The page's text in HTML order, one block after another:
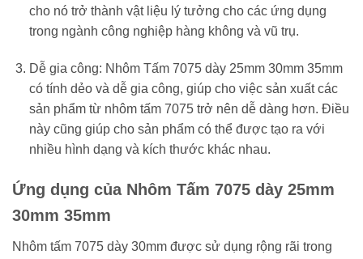
cho nó trở thành vật liệu lý tưởng cho các ứng dụng
trong ngành công nghiệp hàng không và vũ trụ.
Dễ gia công: Nhôm Tấm 7075 dày 25mm 30mm 35mm
có tính dẻo và dễ gia công, giúp cho việc sản xuất các
sản phẩm từ nhôm tấm 7075 trở nên dễ dàng hơn. Điều
này cũng giúp cho sản phẩm có thể được tạo ra với
nhiều hình dạng và kích thước khác nhau.
Ứng dụng của Nhôm Tấm 7075 dày 25mm
30mm 35mm
Nhôm tấm 7075 dày 30mm được sử dụng rộng rãi trong